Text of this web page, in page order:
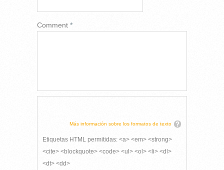
Comment *
Más información sobre los formatos de texto
Etiquetas HTML permitidas: <a> <em> <strong>
<cite> <blockquote> <code> <ul> <ol> <li> <dl>
<dt> <dd>